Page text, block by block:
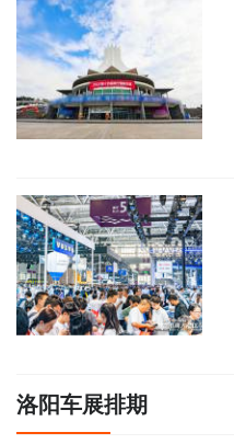
洛阳车展排期